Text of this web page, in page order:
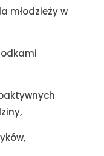
młodzieży w